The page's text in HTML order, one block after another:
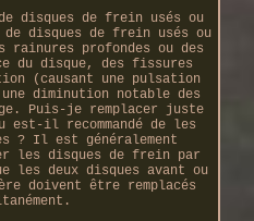
disques de frein usés ou
de disques de frein usés ou
rainures profondes ou des
du disque, des fissures
(causant une pulsation
diminution notable des
Puis-je remplacer juste
il recommandé de les
? Il est généralement
les disques de frein par
les deux disques avant ou
doivent être remplacés